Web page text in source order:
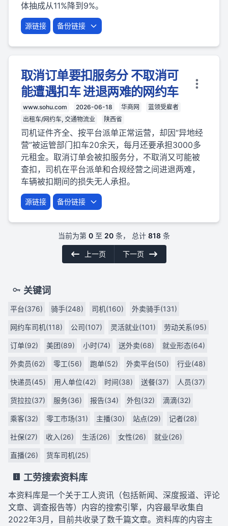
体抽成从11%降到9%。
源链接 备份链接
取消订单要扣服务分 不取消可
能遭遇扣车 进退两难的网约车
www.sohu.com 2026-06-18 华商网
蓝领受雇者
出租车/网约车, 交通物流业
陕西省
司机证件齐全、按平台派单正常运营，却因“异地经
营”被运管部门扣车20余天，每月还要承担3000多
元租金。取消订单会被扣服务分，不取消又可能被
查扣，司机在平台派单和合规经营之间进退两难，
车辆被扣期间的损失无人承担。
源链接 备份链接
当前为第 0 至 20 条， 总计 818 条
上一页 下一页
关键词
平台(376) 骑手(248) 司机(160) 外卖骑手(131)
网约车司机(118) 公司(107) 灵活就业(101) 劳动关系(95)
订单(92) 美团(89) 小时(74) 送外卖(68) 就业形态(64)
外卖员(62) 零工(56) 跑单(52) 外卖平台(50) 行业(48)
快递员(45) 用人单位(42) 时间(38) 送餐(37) 人员(37)
货拉拉(37) 服务(36) 报告(34) 外包(32) 滴滴(32)
乘客(32) 零工市场(31) 主播(30) 站点(29) 记者(28)
社保(27) 收入(26) 生活(26) 女性(26) 就业(26)
直播(26) 货车司机(25)
工劳搜索资料库
本资料库是一个关于工人资讯（包括新闻、深度报道、评论
文章、调查报告等）内容的搜索引擎，内容最早收集自
2022年3月，目前共收录了数千篇文章。资料库的内容主